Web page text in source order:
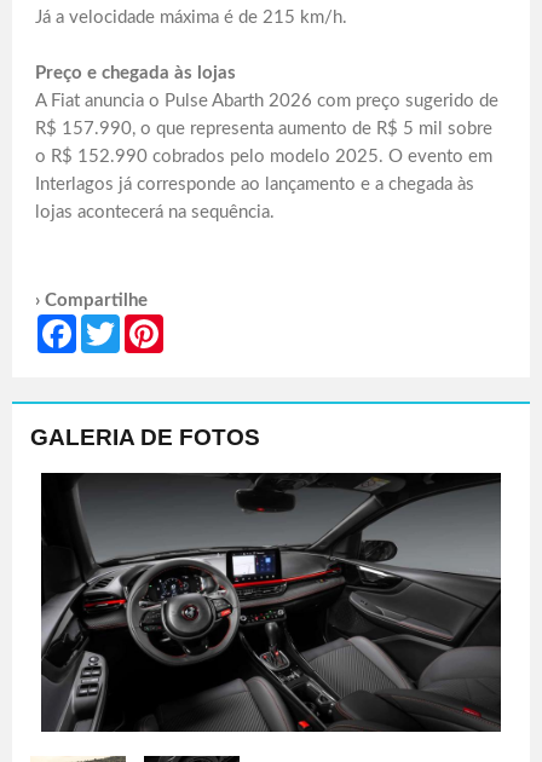
Já a velocidade máxima é de 215 km/h.
Preço e chegada às lojas
A Fiat anuncia o Pulse Abarth 2026 com preço sugerido de
R$ 157.990, o que representa aumento de R$ 5 mil sobre
o R$ 152.990 cobrados pelo modelo 2025. O evento em
Interlagos já corresponde ao lançamento e a chegada às
lojas acontecerá na sequência.
› Compartilhe
FacebookTwitter
GALERIA DE FOTOS